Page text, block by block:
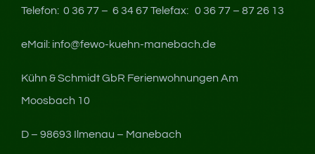
Telefon: 0 36 77 – 6 34 67 Telefax: 0 36 77 – 87 26 13
eMail: info@fewo-kuehn-manebach.de
Kühn & Schmidt GbR Ferienwohnungen Am
Moosbach 10
D – 98693 Ilmenau – Manebach